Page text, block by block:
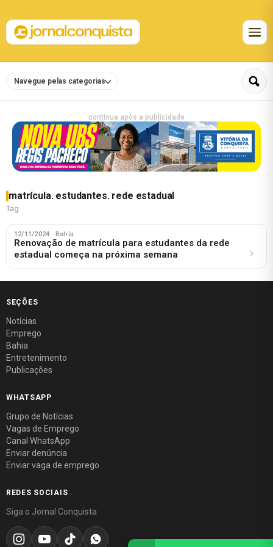
Navegue pelas categorias
continua após a publicidade
matrícula. estudantes. rede estadual
Tag
12/11/2024 · Bahia
Renovação de matrícula para estudantes da rede
estadual começa na próxima semana
SEÇÕES
Notícias
Emprego
Bahia
Entretenimento
Publicações
WHATSAPP
Grupo de Notícias
Vagas de Emprego
Canal WhatsApp
Enviar denúncia
Enviar vaga de emprego
REDES SOCIAIS
Siga o Jornal Conquista